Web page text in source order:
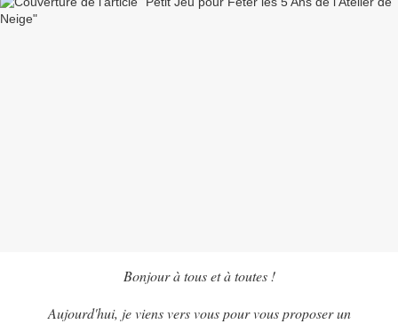
Bonjour à tous et à toutes !
Aujourd'hui, je viens vers vous pour vous proposer un